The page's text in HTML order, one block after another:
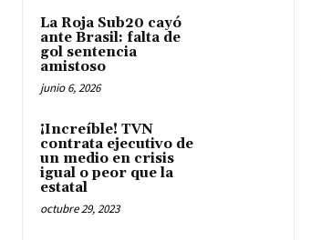
La Roja Sub20 cayó
ante Brasil: falta de
gol sentencia
amistoso
junio 6, 2026
¡Increíble! TVN
contrata ejecutivo de
un medio en crisis
igual o peor que la
estatal
octubre 29, 2023